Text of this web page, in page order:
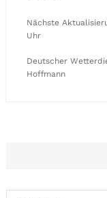
Nächste
Uhr
Deutscher
Hoffmann